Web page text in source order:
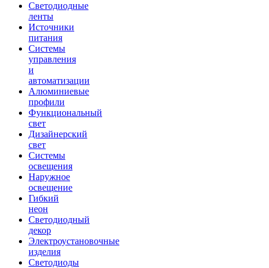
Светодиодные
ленты
Источники
питания
Системы
управления
и
автоматизации
Алюминиевые
профили
Функциональный
свет
Дизайнерский
свет
Системы
освещения
Наружное
освещение
Гибкий
неон
Светодиодный
декор
Электроустановочные
изделия
Светодиоды